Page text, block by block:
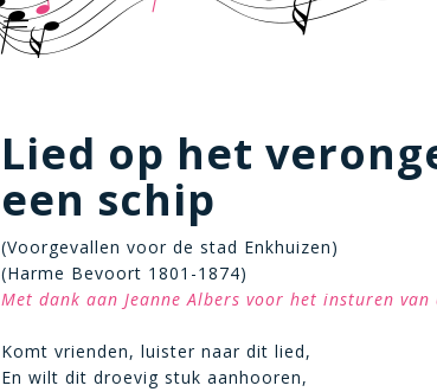
Lied op het
een schip
(Voorgevallen voor de stad Enkhuizen)
(Harme Bevoort 1801-1874)
Met dank aan Jeanne Albers voor het insturen van
Komt vrienden, luister naar dit lied,
En wilt dit droevig stuk aanhooren,